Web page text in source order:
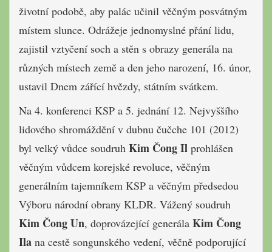
životní podobě, aby palác učinil věčným posvátným
místem slunce. Odrážeje jednomyslné přání lidu,
zajistil vztyčení soch a stěn s obrazy generála na
různých místech země a den jeho narození, 16. únor,
ustavil Dnem zářící hvězdy, státním svátkem.
Na 4. konferenci KSP a 5. jednání 12. Nejvyššího
lidového shromáždění v dubnu čučche 101 (2012)
byl velký vůdce soudruh Kim Čong Il prohlášen
věčným vůdcem korejské revoluce, věčným
generálním tajemníkem KSP a věčným předsedou
Výboru národní obrany KLDR. Vážený soudruh
Kim Čong Un, doprovázející generála Kim Čong
Ila na cestě songunského vedení, věčně podporující